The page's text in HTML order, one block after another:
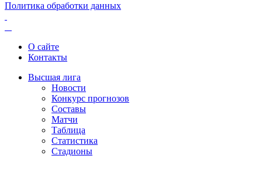
Политика обработки данных
О сайте
Контакты
Высшая лига
Новости
Конкурс прогнозов
Составы
Матчи
Таблица
Статистика
Стадионы